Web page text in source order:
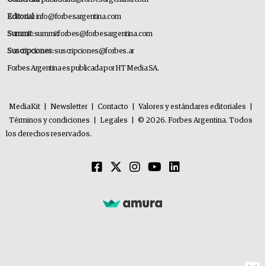
Editorial:info@forbesargentina.com
Summit:summitforbes@forbesargentina.com
Suscripciones:suscripciones@forbes.ar
Forbes Argentina es publicada por HT Media SA.
MediaKit Newsletter Contacto Valores y estándares editoriales
Términos y condiciones
Legales
© 2026. Forbes Argentina. Todos
los derechos reservados.